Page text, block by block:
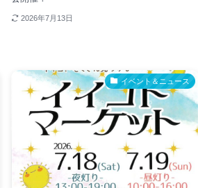
2026年7月13日
イベント＆ニュース